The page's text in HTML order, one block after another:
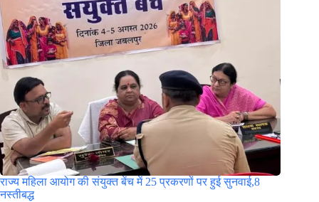
राज्य महिला आयोग की संयुक्त बेंच में 25 प्रकरणों पर हुई सुनवाई,8
नस्तीबद्ध